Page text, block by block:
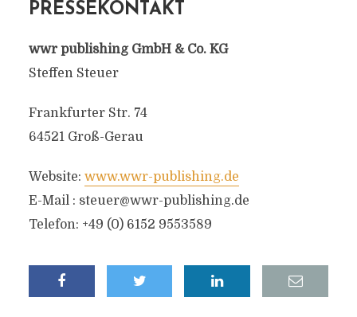
PRESSEKONTAKT
wwr publishing GmbH & Co. KG
Steffen Steuer
Frankfurter Str. 74
64521 Groß-Gerau
Website: www.wwr-publishing.de
E-Mail : steuer@wwr-publishing.de
Telefon: +49 (0) 6152 9553589